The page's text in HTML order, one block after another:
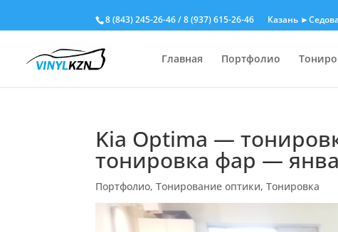
8 (843) 245-26-46/8 (937) 615-26-46 Казань
Главная Портфолио
Kia Optima —
тонировка фар —
Портфолио,Тонирование оптики,Тонировка